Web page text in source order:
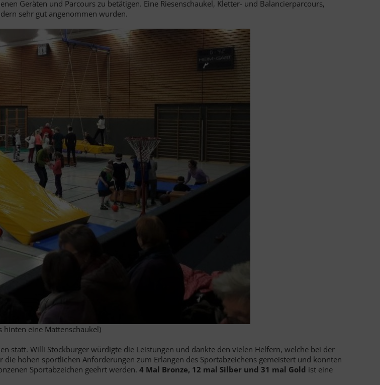
Geräten und Parcours zu betätigen. Eine Riesenschaukel, Kletter- und Balancierparcours,
sehr gut angenommen wurden.
hinten eine Mattenschaukel)
statt. Willi Stockburger würdigte die Leistungen und dankte den vielen Helfern, welche bei der
hohen sportlichen Anforderungen zum Erlangen des Sportabzeichens gemeistert und konnten
Sportabzeichen geehrt werden. 4 Mal Bronze, 12 mal Silber und 31 mal Gold ist eine